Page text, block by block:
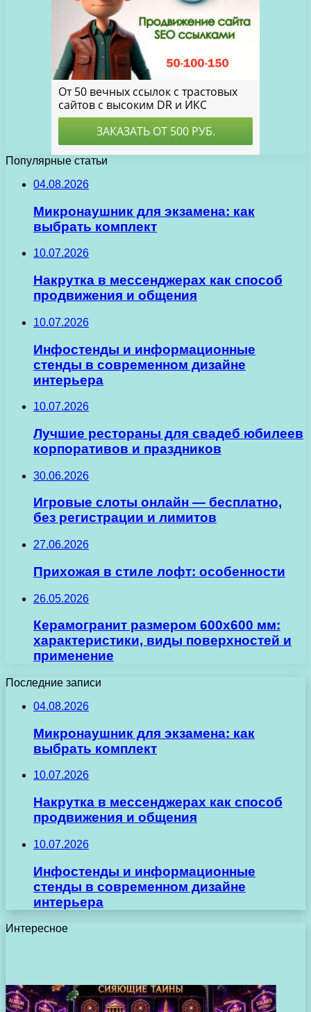
Популярные статьи
04.08.2026
Микронаушник для экзамена: как
выбрать комплект
10.07.2026
Накрутка в мессенджерах как способ
продвижения и общения
10.07.2026
Инфостенды и информационные
стенды в современном дизайне
интерьера
10.07.2026
Лучшие рестораны для свадеб юбилеев
корпоративов и праздников
30.06.2026
Игровые слоты онлайн — бесплатно,
без регистрации и лимитов
27.06.2026
Прихожая в стиле лофт: особенности
26.05.2026
Керамогранит размером 600х600 мм:
характеристики, виды поверхностей и
применение
Последние записи
04.08.2026
Микронаушник для экзамена: как
выбрать комплект
10.07.2026
Накрутка в мессенджерах как способ
продвижения и общения
10.07.2026
Инфостенды и информационные
стенды в современном дизайне
интерьера
Интересное